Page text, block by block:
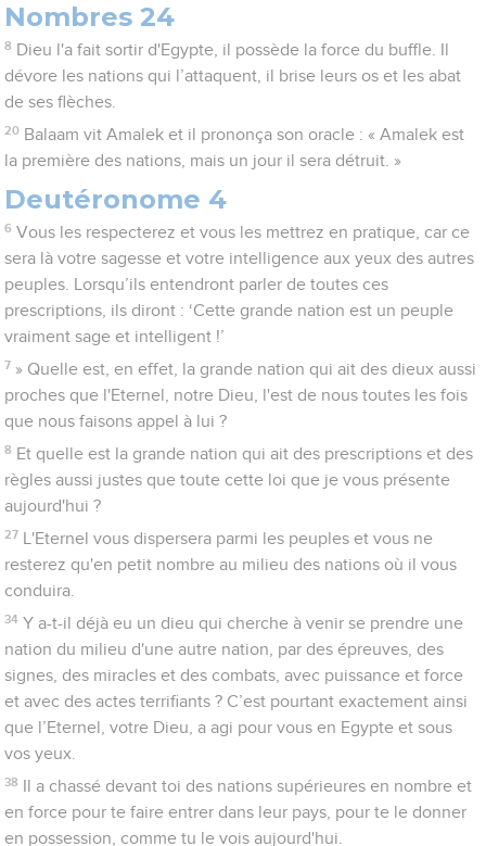
Nombres 24
8 Dieu l'a fait sortir d'Egypte, il possède la force du buffle. Il
dévore les nations qui l’attaquent, il brise leurs os et les abat
de ses flèches.
20 Balaam vit Amalek et il prononça son oracle : « Amalek est
la première des nations, mais un jour il sera détruit. »
Deutéronome 4
6 Vous les respecterez et vous les mettrez en pratique, car ce
sera là votre sagesse et votre intelligence aux yeux des autres
peuples. Lorsqu’ils entendront parler de toutes ces
prescriptions, ils diront : ‘Cette grande nation est un peuple
vraiment sage et intelligent !’
7 » Quelle est, en effet, la grande nation qui ait des dieux aussi
proches que l'Eternel, notre Dieu, l'est de nous toutes les fois
que nous faisons appel à lui ?
8 Et quelle est la grande nation qui ait des prescriptions et des
règles aussi justes que toute cette loi que je vous présente
aujourd'hui ?
27
L'Eternel vous dispersera parmi les peuples et vous ne
resterez qu'en petit nombre au milieu des nations où il vous
conduira.
34 Y a-t-il déjà eu un dieu qui cherche à venir se prendre une
nation du milieu d'une autre nation, par des épreuves, des
signes, des miracles et des combats, avec puissance et force
et avec des actes terrifiants ? C’est pourtant exactement ainsi
que l’Eternel, votre Dieu, a agi pour vous en Egypte et sous
vos yeux.
38
Il a chassé devant toi des nations supérieures en nombre et
en force pour te faire entrer dans leur pays, pour te le donner
en possession, comme tu le vois aujourd'hui.